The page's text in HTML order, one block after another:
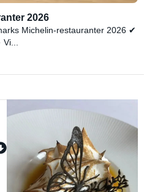
2026
Michelin-restauranter 2026 ✔